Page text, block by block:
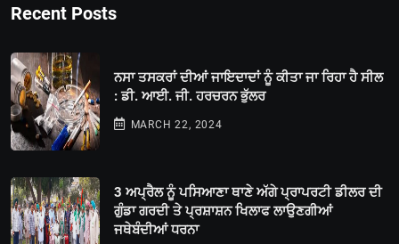
Recent Posts
ਨਸਾ ਤਸਕਰਾਂ ਦੀਆਂ ਜਾਇਦਾਦਾਂ ਨੂੰ ਕੀਤਾ ਜਾ ਰਿਹਾ ਹੈ ਸੀਲ
: ਡੀ. ਆਈ. ਜੀ. ਹਰਚਰਨ ਭੁੱਲਰ
MARCH 22, 2024
3 ਅਪ੍ਰੈਲ ਨੂੰ ਪਸਿਆਣਾ ਥਾਣੇ ਅੱਗੇ ਪ੍ਰਾਪਰਟੀ ਡੀਲਰ ਦੀ
ਗੁੰਡਾ ਗਰਦੀ ਤੇ ਪ੍ਰਸ਼ਾਸ਼ਨ ਖਿਲਾਫ ਲਾਉਣਗੀਆਂ
ਜਥੇਬੰਦੀਆਂ ਧਰਨਾ